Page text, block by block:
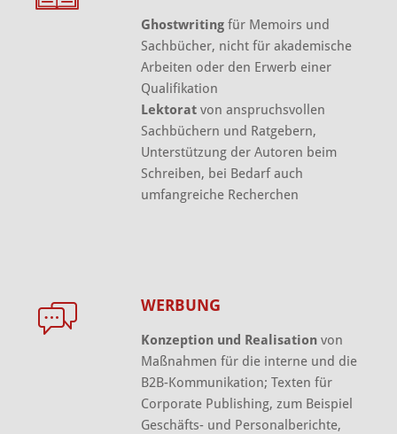
Ghostwriting für Memoirs und
Sachbücher, nicht für akademische
Arbeiten oder den Erwerb einer
Qualifikation
Lektorat von anspruchsvollen
Sachbüchern und Ratgebern,
Unterstützung der Autoren beim
Schreiben, bei Bedarf auch
umfangreiche Recherchen
WERBUNG
Konzeption und Realisation von
Maßnahmen für die interne und die
B2B-Kommunikation; Texten für
Corporate Publishing, zum Beispiel
Geschäfts- und Personalberichte,